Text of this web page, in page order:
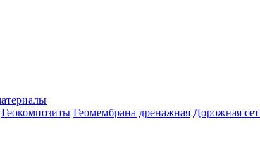
Геокомпозиты Геомембрана дренажная Дорожная